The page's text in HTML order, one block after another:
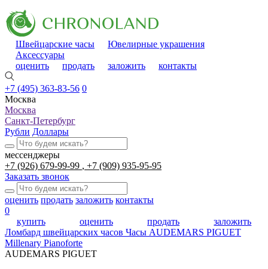
Швейцарские часы
Ювелирные украшения
Аксессуары
оценить
продать заложить контакты
+7 (495) 363-83-56 0
Москва
Москва
Санкт-Петербург
Рубли Доллары
мессенджеры
+7 (926) 679-99-99
+7 (909) 935-95-95
Заказать звонок
оценить продать заложить контакты
0
купить
оценить продать
заложить
Ломбард швейцарских часов Часы AUDEMARS PIGUET
Millenary Pianoforte
AUDEMARS PIGUET